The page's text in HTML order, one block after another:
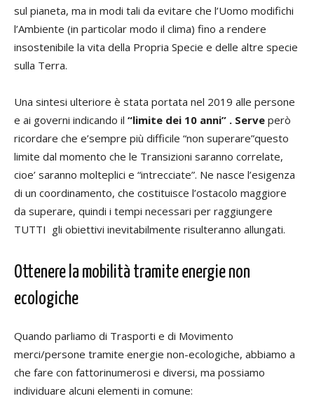
sul pianeta, ma in modi tali da evitare che l’Uomo modifichi
l’Ambiente (in particolar modo il clima) fino a rendere
insostenibile la vita della Propria Specie e delle altre specie
sulla Terra.
Una sintesi ulteriore è stata portata nel 2019 alle persone
e ai governi indicando il “limite dei 10 anni” . Serve però
ricordare che e’sempre più difficile “non superare”questo
limite dal momento che le Transizioni saranno correlate,
cioe’ saranno molteplici e “intrecciate”. Ne nasce l’esigenza
di un coordinamento, che costituisce l’ostacolo maggiore
da superare, quindi i tempi necessari per raggiungere
TUTTI gli obiettivi inevitabilmente risulteranno allungati.
Ottenere la mobilità tramite energie non
ecologiche
Quando parliamo di Trasporti e di Movimento
merci/persone tramite energie non-ecologiche, abbiamo a
che fare con fattorinumerosi e diversi, ma possiamo
individuare alcuni elementi in comune: